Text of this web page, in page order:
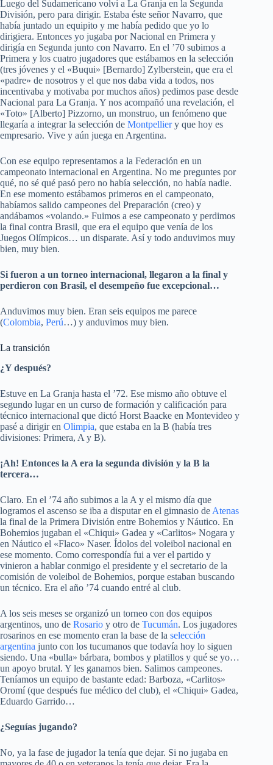
Luego del Sudamericano volví a La Granja en la Segunda
División, pero para dirigir. Estaba éste señor Navarro, que
había juntado un equipito y me había pedido que yo lo
dirigiera. Entonces yo jugaba por Nacional en Primera y
dirigía en Segunda junto con Navarro. En el ’70 subimos a
Primera y los cuatro jugadores que estábamos en la selección
(tres jóvenes y el «Buqui» [Bernardo] Zylberstein, que era el
«padre» de nosotros y el que nos daba vida a todos, nos
incentivaba y motivaba por muchos años) pedimos pase desde
Nacional para La Granja. Y nos acompañó una revelación, el
«Toto» [Alberto] Pizzorno, un monstruo, un fenómeno que
llegaría a integrar la selección de Montpelliery que hoy es
empresario. Vive y aún juega en Argentina.
Con ese equipo representamos a la Federación en un
campeonato internacional en Argentina. No me preguntes por
qué, no sé qué pasó pero no había selección, no había nadie.
En ese momento estábamos primeros en el campeonato,
habíamos salido campeones del Preparación (creo) y
andábamos «volando.» Fuimos a ese campeonato y perdimos
la final contra Brasil, que era el equipo que venía de los
Juegos Olímpicos… un disparate. Así y todo anduvimos muy
bien, muy bien.
Si fueron a un torneo internacional, llegaron a la final y
perdieron con Brasil, el desempeño fue excepcional…
Anduvimos muy bien. Eran seis equipos me parece
(Colombia, Perú…) y anduvimos muy bien.
La transición
¿Y después?
Estuve en La Granja hasta el ’72. Ese mismo año obtuve el
segundo lugar en un curso de formación y calificación para
técnico internacional que dictó Horst Baacke en Montevideo y
pasé a dirigir en Olimpia, que estaba en la B (había tres
divisiones: Primera, A y B).
¡Ah! Entonces la A era la segunda división y la B la
tercera…
Claro. En el ’74 año subimos a la A y el mismo día que
logramos el ascenso se iba a disputar en el gimnasio de Atenas
la final de la Primera División entre Bohemios y Náutico. En
Bohemios jugaban el «Chiqui» Gadea y «Carlitos» Nogara y
en Náutico el «Flaco» Naser. Ídolos del voleibol nacional en
ese momento. Como correspondía fui a ver el partido y
vinieron a hablar conmigo el presidente y el secretario de la
comisión de voleibol de Bohemios, porque estaban buscando
un técnico. Era el año ’74 cuando entré al club.
A los seis meses se organizó un torneo con dos equipos
argentinos, uno de Rosario y otro de Tucumán. Los jugadores
rosarinos en ese momento eran la base de la selección
argentina junto con los tucumanos que todavía hoy lo siguen
siendo. Una «bulla» bárbara, bombos y platillos y qué se yo…
un apoyo brutal. Y les ganamos bien. Salimos campeones.
Teníamos un equipo de bastante edad: Barboza, «Carlitos»
Oromí (que después fue médico del club), el «Chiqui» Gadea,
Eduardo Garrido…
¿Seguías jugando?
No, ya la fase de jugador la tenía que dejar. Si no jugaba en